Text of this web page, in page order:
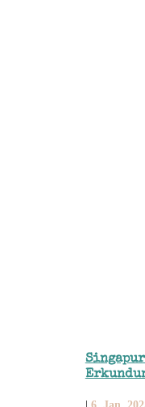
Singapur